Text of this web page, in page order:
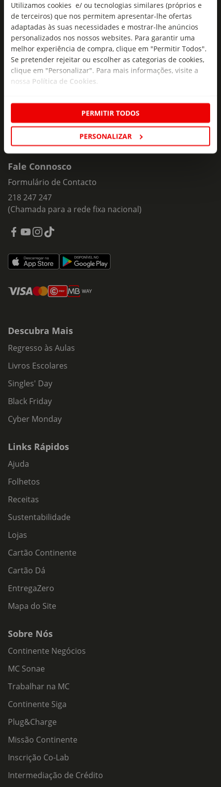
Utilizamos cookies e/ ou tecnologias similares (próprios e
de terceiros) que nos permitem apresentar-lhe ofertas
adaptadas às suas necessidades e mostrar-lhe anúncios
personalizados nos nossos websites. Para garantir uma
melhor experiência de compra, clique em "Permitir Todos".
Se pretender rejeitar ou escolher as categorias de cookies,
clique em "Personalizar". Para mais informações, visite a
nossa Política de Cookies.
PERMITIR TODOS
PERSONALIZAR
As novidades mais frescas no
seu e-mail!
Subscreva e descubra campanhas exclusivas,
ofertas e novidades para si.
Insira o seu e-
Fale Connosco
Formulário de Contacto
218 247 247
(Chamada para a rede fixa nacional)
Descubra Mais
Regresso às Aulas
Livros Escolares
Singles' Day
Black Friday
Cyber Monday
Links Rápidos
Ajuda
Folhetos
Receitas
Sustentabilidade
Lojas
Cartão Continente
Cartão Dá
EntregaZero
Mapa do Site
Sobre Nós
Continente Negócios
MC Sonae
Trabalhar na MC
Continente Siga
Plug&Charge
Missão Continente
Inscrição Co-Lab
Intermediação de Crédito